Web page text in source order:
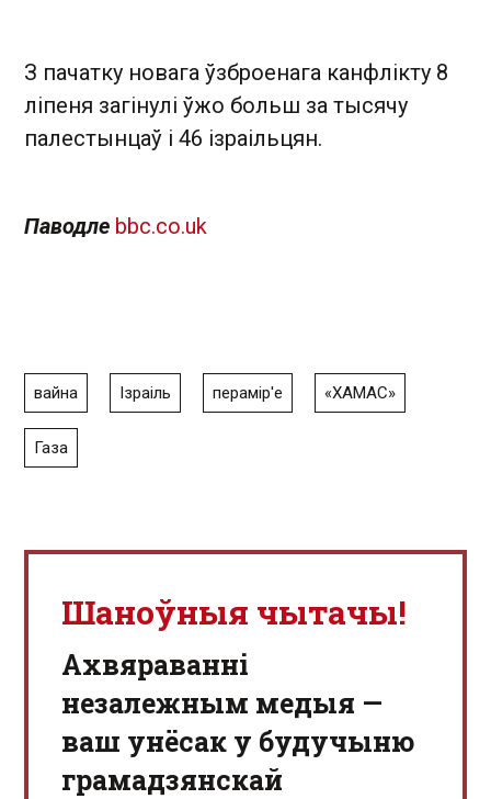
З пачатку новага ўзброенага канфлікту 8
ліпеня загінулі ўжо больш за тысячу
палестынцаў і 46 ізраільцян.
Паводле bbc.co.uk
вайна Ізраіль перамір'е «ХАМАС»
Газа
Шаноўныя чытачы!
Aхвяраванні
незалежным медыя —
ваш унёсак у будучыню
грамадзянскай